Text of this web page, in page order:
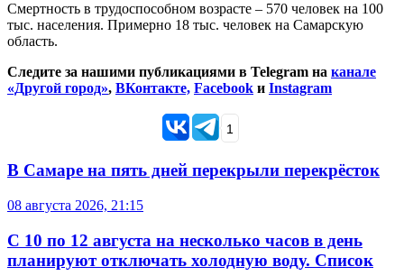
Смертность в трудоспособном возрасте – 570 человек на 100
тыс. населения. Примерно 18 тыс. человек на Самарскую
область.
Следите за нашими публикациями в Telegram на канале
«Другой город», ВКонтакте, Facebook и Instagram
1
В Самаре на пять дней перекрыли перекрёсток
08 августа 2026, 21:15
С 10 по 12 августа на несколько часов в день
планируют отключать холодную воду. Список